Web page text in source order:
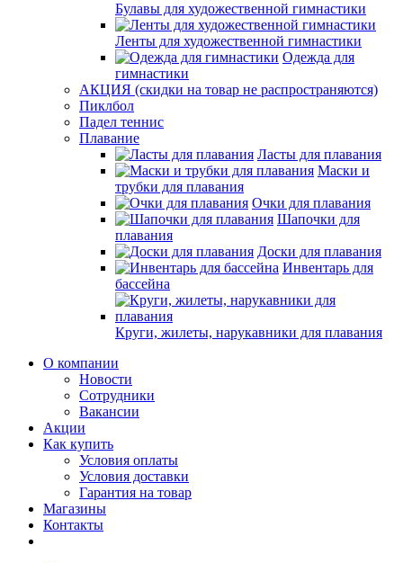
Булавы для художественной гимнастики
Ленты для художественной гимнастики
Одежда для
гимнастики
АКЦИЯ (скидки на товар не распространяются)
Пиклбол
Падел теннис
Плавание
Ласты для плавания
Маски и
трубки для плавания
Очки для плавания
Шапочки для
плавания
Доски для плавания
Инвентарь для
бассейна
Круги, жилеты, нарукавники для плавания
О компании
Новости
Сотрудники
Вакансии
Акции
Как купить
Условия оплаты
Условия доставки
Гарантия на товар
Магазины
Контакты